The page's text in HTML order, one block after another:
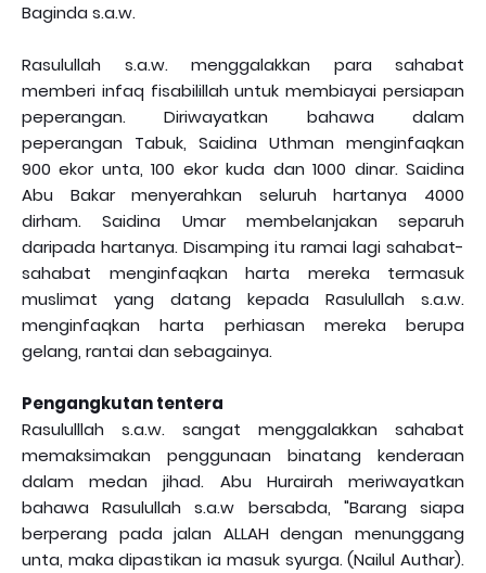
Baginda s.a.w.
Rasulullah s.a.w. menggalakkan para sahabat
memberi infaq fisabilillah untuk membiayai persiapan
peperangan. Diriwayatkan bahawa dalam
peperangan Tabuk, Saidina Uthman menginfaqkan
900 ekor unta, 100 ekor kuda dan 1000 dinar. Saidina
Abu Bakar menyerahkan seluruh hartanya 4000
dirham. Saidina Umar membelanjakan separuh
daripada hartanya. Disamping itu ramai lagi sahabat-
sahabat menginfaqkan harta mereka termasuk
muslimat yang datang kepada Rasulullah s.a.w.
menginfaqkan harta perhiasan mereka berupa
gelang, rantai dan sebagainya.
Pengangkutan tentera
Rasululllah s.a.w. sangat menggalakkan sahabat
memaksimakan penggunaan binatang kenderaan
dalam medan jihad. Abu Hurairah meriwayatkan
bahawa Rasulullah s.a.w bersabda, "Barang siapa
berperang pada jalan ALLAH dengan menunggang
unta, maka dipastikan ia masuk syurga. (Nailul Authar).